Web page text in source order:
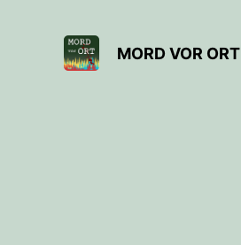
MORD VOR ORT